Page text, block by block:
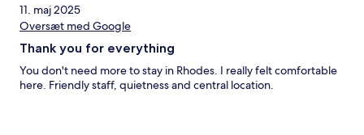
11. maj 2025
Oversæt med Google
Thank you for everything
You don't need more to stay in Rhodes. I really felt comfortable
here. Friendly staff, quietness and central location.